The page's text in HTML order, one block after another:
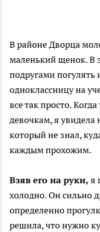
В районе Дворца
маленький щенок. В
подругами
одноклассницу на
все так просто.
девочкам, я увидела
который не знал,
каждым прохожим.
Взяв его на руки, я
холодно. Он сильно
определенно
решила, что нужно